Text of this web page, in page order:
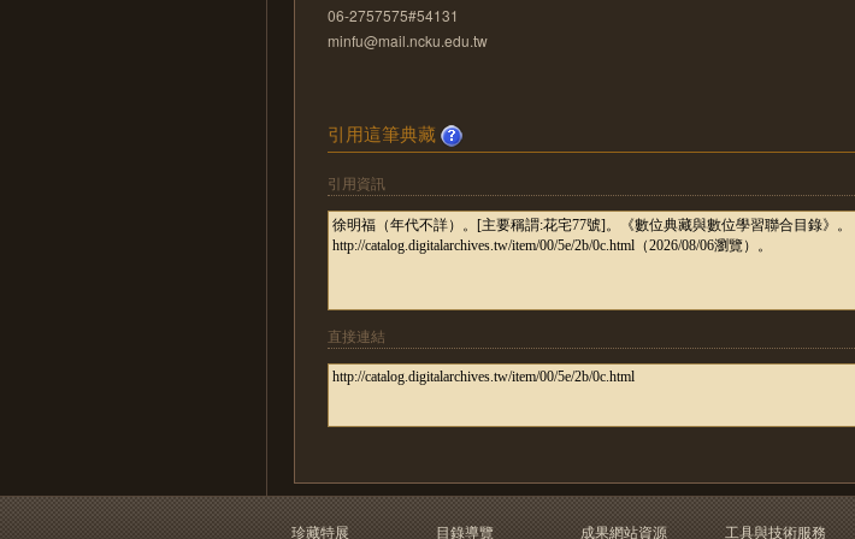
06-2757575#54131
minfu@mail.ncku.edu.tw
引用這筆典藏
引用資訊
直接連結
珍藏特展 目錄導覽 成果網站資源 工具與技術服務